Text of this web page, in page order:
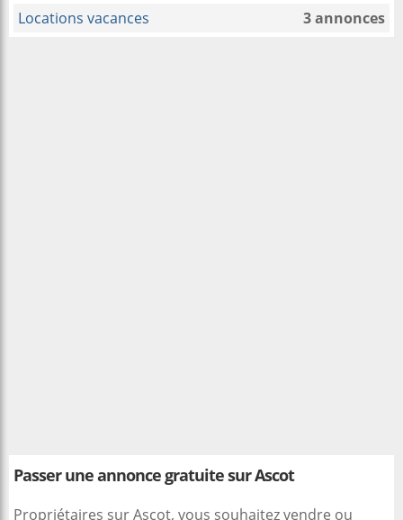
Locations vacances
3 annonces
Passer une annonce gratuite sur Ascot
Propriétaires sur Ascot, vous souhaitez vendre ou